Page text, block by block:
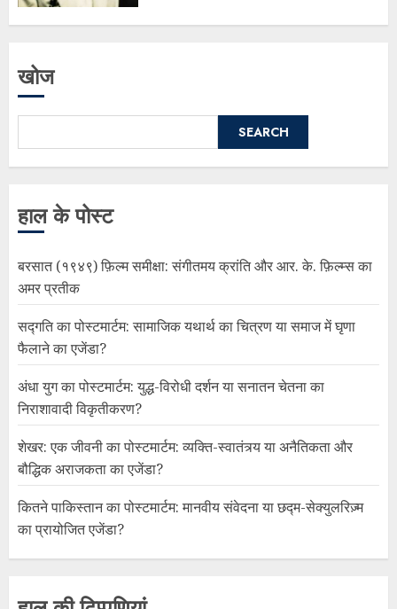
खोज
SEARCH
हाल के पोस्ट
बरसात (१९४९) फ़िल्म समीक्षा: संगीतमय क्रांति और आर. के. फ़िल्म्स का
अमर प्रतीक
सद्गति का पोस्टमार्टम: सामाजिक यथार्थ का चित्रण या समाज में घृणा
फैलाने का एजेंडा?
अंधा युग का पोस्टमार्टम: युद्ध-विरोधी दर्शन या सनातन चेतना का
निराशावादी विकृतीकरण?
शेखर: एक जीवनी का पोस्टमार्टम: व्यक्ति-स्वातंत्र्य या अनैतिकता और
बौद्धिक अराजकता का एजेंडा?
कितने पाकिस्तान का पोस्टमार्टम: मानवीय संवेदना या छद्म-सेक्युलरिज़्म
का प्रायोजित एजेंडा?